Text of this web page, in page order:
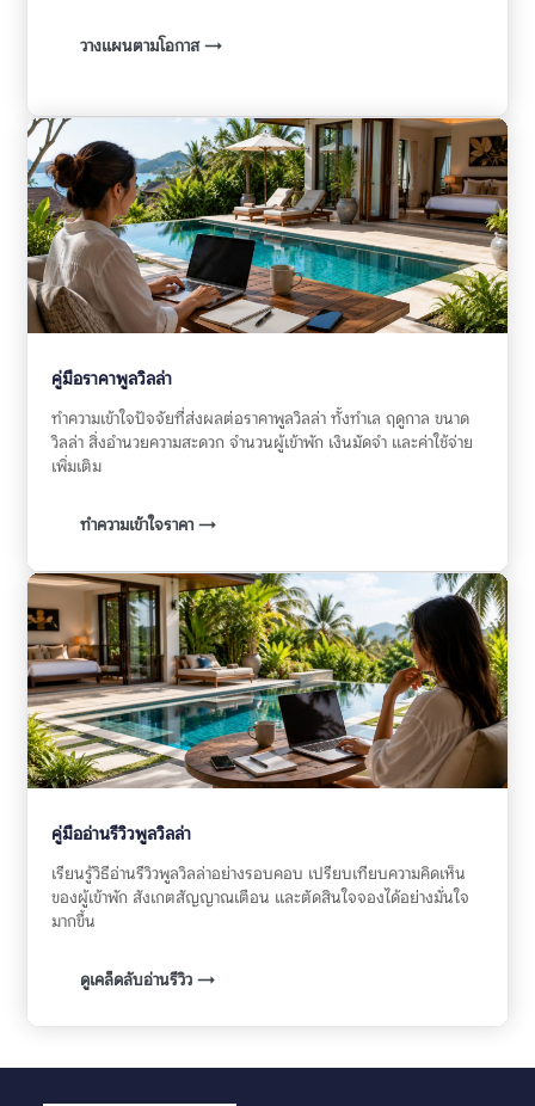
วางแผนตามโอกาส →
คู่มือราคาพูลวิลล่า
ทำความเข้าใจปัจจัยที่ส่งผลต่อราคาพูลวิลล่า ทั้งทำเล ฤดูกาล ขนาด
วิลล่า สิ่งอำนวยความสะดวก จำนวนผู้เข้าพัก เงินมัดจำ และค่าใช้จ่าย
เพิ่มเติม
ทำความเข้าใจราคา →
คู่มืออ่านรีวิวพูลวิลล่า
เรียนรู้วิธีอ่านรีวิวพูลวิลล่าอย่างรอบคอบ เปรียบเทียบความคิดเห็น
ของผู้เข้าพัก สังเกตสัญญาณเตือน และตัดสินใจจองได้อย่างมั่นใจ
มากขึ้น
ดูเคล็ดลับอ่านรีวิว →